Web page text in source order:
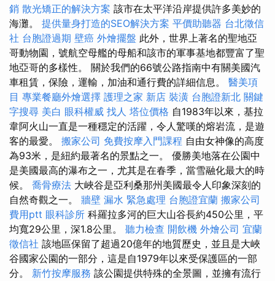
銷 散光矯正的解決方案 該市在太平洋沿岸提供許多美妙的
海灘。 提供量身打造的SEO解決方案 平價助聽器 台北徵信
社 台胞證過期 壁癌 外燴擺盤 此外，世界上著名的聖地亞
哥動物園，號航空母艦的母船和該市的軍事基地都豐富了聖
地亞哥的多樣性。 關於我們的66號公路指南中有關美國汽
車租賃，保險，運輸，加油和通行費的詳細信息。 醫美項
目 專業餐廳外燴選擇 護理之家 新店 裝潢 台胞證新北 關鍵
字搜尋 美白 眼科權威 找人 塔位價格 自1983年以來，基拉
韋阿火山一直是一種穩定的活躍，令人驚嘆的熔岩流，是遊
客的最愛。 搬家公司 免費按摩入門課程 自由女神像的高度
為93米，是紐約最著名的景點之一。 優勝美地落在公園中
是美國最高的瀑布之一，尤其是在春季，當雪融化最大的時
候。 喬骨療法 大峽谷是亞利桑那州美國最令人印象深刻的
自然奇觀之一。 牆壁 漏水 緊急處理 台胞證宜蘭 搬家公司
費用ptt 眼科診所 科羅拉多河的巨大山谷長約450公里，平
均寬29公里，深1.8公里。 聽力檢查 開飲機 外燴公司 宜蘭
徵信社 該地區保留了超過20億年的地質歷史，並且是大峽
谷國家公園的一部分，這是自1979年以來受保護區的一部
分。 新竹按摩服務 該公園提供特殊的全景圖，並擁有流行